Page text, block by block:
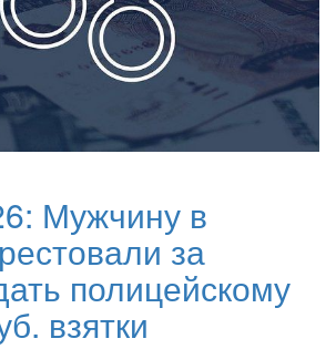
Мужчину в
за
полицейскому
взятки